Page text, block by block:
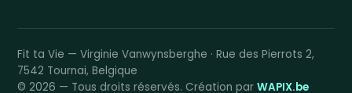
Fit ta Vie — Virginie Vanwynsberghe · Rue des Pierrots 2,
7542 Tournai, Belgique
© 2026 — Tous droits réservés. Création par WAPIX.be